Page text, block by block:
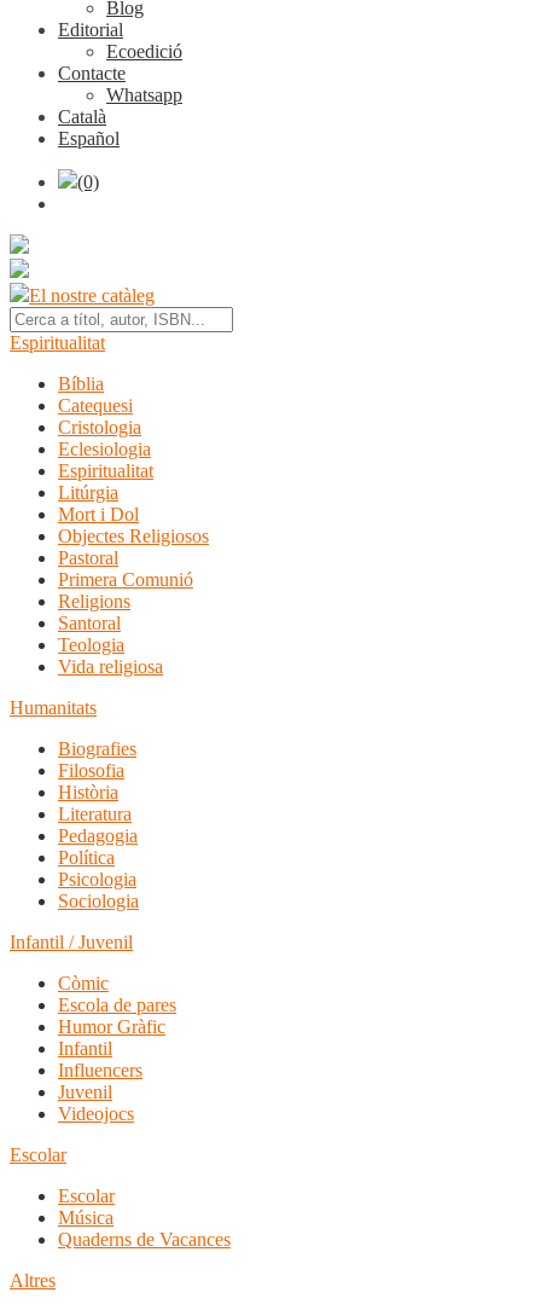
Blog
Editorial
Ecoedició
Contacte
Whatsapp
Català
Español
(0)
El nostre catàleg
Espiritualitat
Bíblia
Catequesi
Cristologia
Eclesiologia
Espiritualitat
Litúrgia
Mort i Dol
Objectes Religiosos
Pastoral
Primera Comunió
Religions
Santoral
Teologia
Vida religiosa
Humanitats
Biografies
Filosofia
Història
Literatura
Pedagogia
Política
Psicologia
Sociologia
Infantil / Juvenil
Còmic
Escola de pares
Humor Gràfic
Infantil
Influencers
Juvenil
Videojocs
Escolar
Escolar
Música
Quaderns de Vacances
Altres